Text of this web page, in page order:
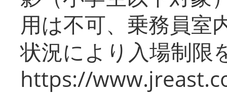
用は不可、乗務員室
状況により入場制限
https://